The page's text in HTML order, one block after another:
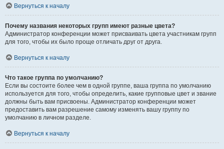
Вернуться к началу
Почему названия некоторых групп имеют разные цвета?
Администратор конференции может присваивать цвета участникам групп
для того, чтобы их было проще отличать друг от друга.
Вернуться к началу
Что такое группа по умолчанию?
Если вы состоите более чем в одной группе, ваша группа по умолчанию
используется для того, чтобы определить, какие групповые цвет и звание
должны быть вам присвоены. Администратор конференции может
предоставить вам разрешение самому изменять вашу группу по
умолчанию в личном разделе.
Вернуться к началу